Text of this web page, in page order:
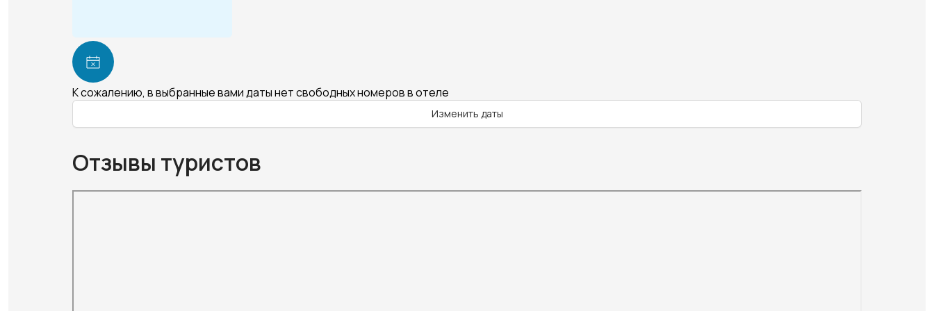
К сожалению, в выбранные вами даты нет свободных номеров в отеле
Изменить даты
Отзывы туристов